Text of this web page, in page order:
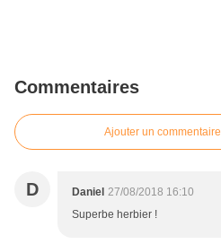
Commentaires
Ajouter un commentaire
D Daniel 27/08/2018 16:10
Superbe herbier !